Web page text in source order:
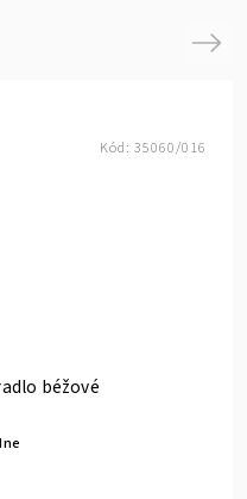
béžové
Kód: 35060/016
Next